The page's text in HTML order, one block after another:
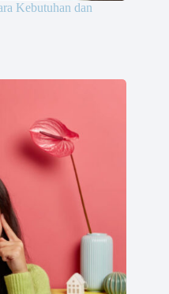
Kebutuhan dan